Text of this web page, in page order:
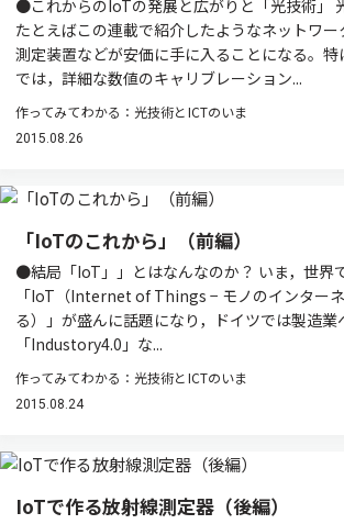
●これからのIoTの発展と広がりと「光技術」
たとえばこの連載で紹介したようなネットワ
測定装置などが安価に手に入ることになる。
では，詳細な数値のキャリブレーション...
作ってみてわかる：光技術とICTのいま
2015.08.26
「IoTのこれから」（前編）
●結局「IoT」」とはなんなのか？ いま，世界
「IoT（Internet of Things − モノのインター
る）」が盛んに話題になり，ドイツでは製造業
「Industory4.0」な...
作ってみてわかる：光技術とICTのいま
2015.08.24
IoTで作る放射線測定器（後編）